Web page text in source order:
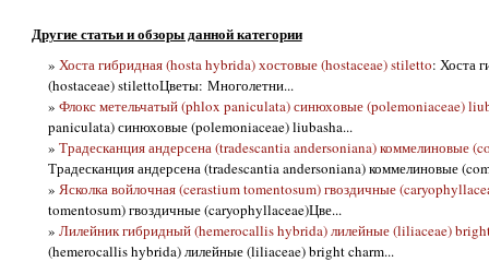
Другие статьи и обзоры данной категории
» Хоста гибридная (hosta hybrida) хостовые (hostaceae) stiletto: Хоста
(hostaceae) stilettoЦветы: Многолетни...
» Флокс метельчатый (phlox paniculata) синюховые (polemoniaceae)
paniculata) синюховые (polemoniaceae) liubasha...
» Традесканция андерсена (tradescantia andersoniana) коммелиновые
Традесканция андерсена (tradescantia andersoniana) коммелиновые
» Ясколка войлочная (cerastium tomentosum) гвоздичные
tomentosum) гвоздичные (caryophyllaceae)Цве...
» Лилейник гибридный (hemerocallis hybrida) лилейные (liliaceae)
(hemerocallis hybrida) лилейные (liliaceae) bright charm...